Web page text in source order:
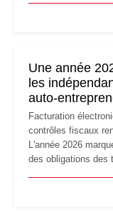
professionnels,
Une année
les
auto-
Facturation
contrôles fiscaux
L'année 2026
des obligations des
les auto-